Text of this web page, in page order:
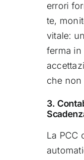
errori
te,
vitale:
ferma in
che non
3.
La PCC